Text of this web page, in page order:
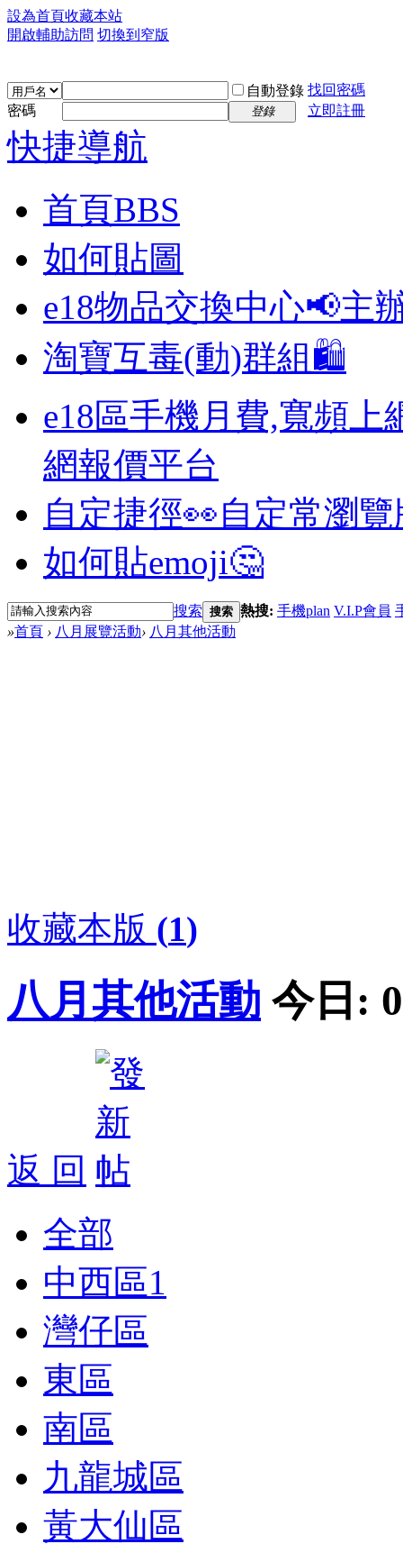
設為首頁收藏本站
開啟輔助訪問 切換到窄版
自動登錄 找回密碼
密碼
登錄 立即註冊
快捷導航
首頁BBS
如何貼圖
e18物品交換中心📢主
淘寶互毒(動)群組🛍️
e18區手機月費,寬頻上
網報價平台
自定捷徑👀自定常瀏
如何貼emoji🤔
搜索 搜索 熱搜: 手機plan V.I.P會員
»首頁 › 八月展覽活動› 八月其他活動
收藏本版 (1)
八月其他活動 今日: 0
返 回
全部
中西區1
灣仔區
東區
南區
九龍城區
黃大仙區